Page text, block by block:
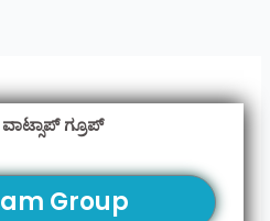
ವಾಟ್ಸಾಪ್ ಗ್ರೂಪ್
Group